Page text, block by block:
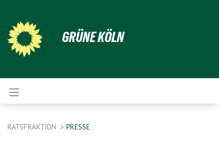
GRÜNE KÖLN
RATSFRAKTION PRESSE